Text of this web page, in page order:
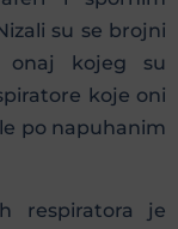
su se brojni
onaj kojeg su
koje oni
po napuhanim
respiratora je